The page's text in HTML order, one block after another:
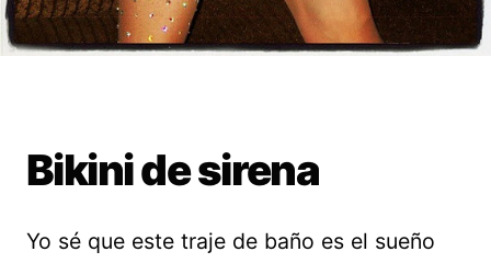
Bikini de sirena
Yo sé que este traje de baño es el sueño